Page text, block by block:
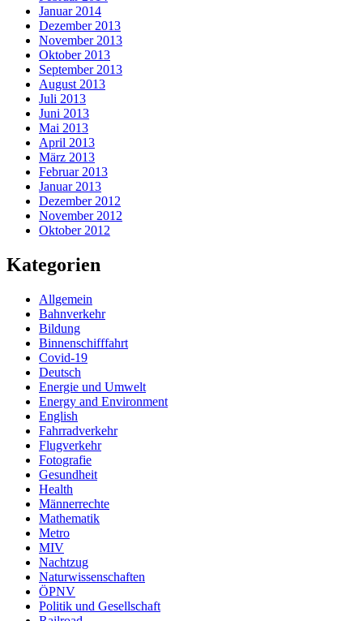
Januar 2014
Dezember 2013
November 2013
Oktober 2013
September 2013
August 2013
Juli 2013
Juni 2013
Mai 2013
April 2013
März 2013
Februar 2013
Januar 2013
Dezember 2012
November 2012
Oktober 2012
Kategorien
Allgemein
Bahnverkehr
Bildung
Binnenschifffahrt
Covid-19
Deutsch
Energie und Umwelt
Energy and Environment
English
Fahrradverkehr
Flugverkehr
Fotografie
Gesundheit
Health
Männerrechte
Mathematik
Metro
MIV
Nachtzug
Naturwissenschaften
ÖPNV
Politik und Gesellschaft